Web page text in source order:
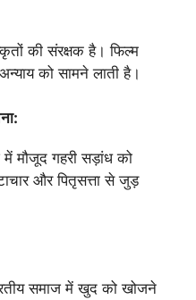
की संरक्षक है। फिल्म
को सामने लाती है।
मौजूद गहरी सड़ांध को
और पितृसत्ता से जुड़
समाज में खुद को खोजने